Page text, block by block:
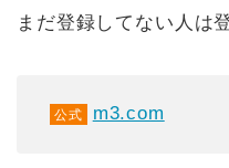
まだ登録してない人は
公式 m3.com